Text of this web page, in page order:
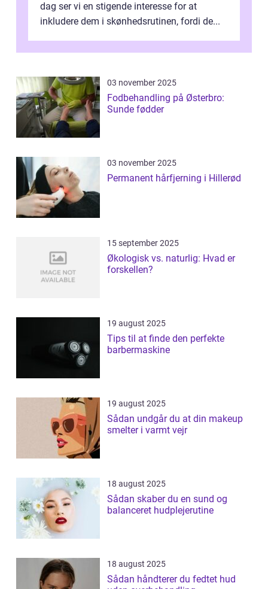
dag ser vi en stigende interesse for at
inkludere dem i skønhedsrutinen, fordi de...
03 november 2025
Fodbehandling på Østerbro:
Sunde fødder
03 november 2025
Permanent hårfjerning i Hillerød
15 september 2025
Økologisk vs. naturlig: Hvad er
forskellen?
19 august 2025
Tips til at finde den perfekte
barbermaskine
19 august 2025
Sådan undgår du at din makeup
smelter i varmt vejr
18 august 2025
Sådan skaber du en sund og
balanceret hudplejerutine
18 august 2025
Sådan håndterer du fedtet hud